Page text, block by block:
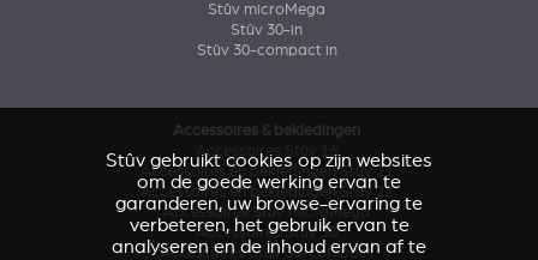
Stûv microMega
Stûv 30-in
Stûv 30-compact in
Accessoires & bekledingen
Accessoires Stûv 16
Accessoires en bekledingen Stûv 21
Accessoires en bekledingen Stûv 22
Accessoires Stûv microMega
Accessoires Stûv 30
Accessoires Stûv 30-compact
Stûv gebruikt cookies op zijn websites
om de goede werking ervan te
garanderen, uw browse-ervaring te
verbeteren, het gebruik ervan te
analyseren en de inhoud ervan af te